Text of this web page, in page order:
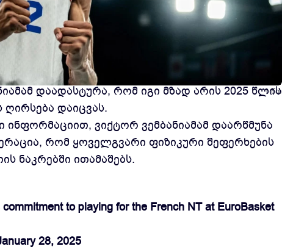
1 წთ
და "სან-ანტონიო სპურსის" 21 წლის
დაადასტურა, რომ იგი მზად არის 2025 წლის
ღირსება დაიცვას.
ვიქტორ ვემბანიამამ დაარწმუნა
რომ ყოველგვარი ფიზიკური შეფერხების
ნაკრებში ითამაშებს.
to playing for the French NT at EuroBasket
28, 2025